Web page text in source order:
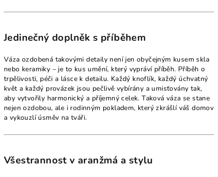
Jedinečný doplněk s příběhem
Váza ozdobená takovými detaily není jen obyčejným kusem skla
nebo keramiky – je to kus umění, který vypráví příběh. Příběh o
trpělivosti, péči a lásce k detailu. Každý knoflík, každý úchvatný
květ a každý provázek jsou pečlivě vybírány a umisťovány tak,
aby vytvořily harmonický a příjemný celek. Taková váza se stane
nejen ozdobou, ale i rodinným pokladem, který zkrášlí váš domov
a vykouzlí úsměv na tváři.
Všestrannost v aranžmá a stylu